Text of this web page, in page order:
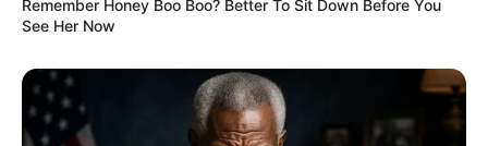
Remember Honey Boo Boo? Better To Sit Down Before You
See Her Now